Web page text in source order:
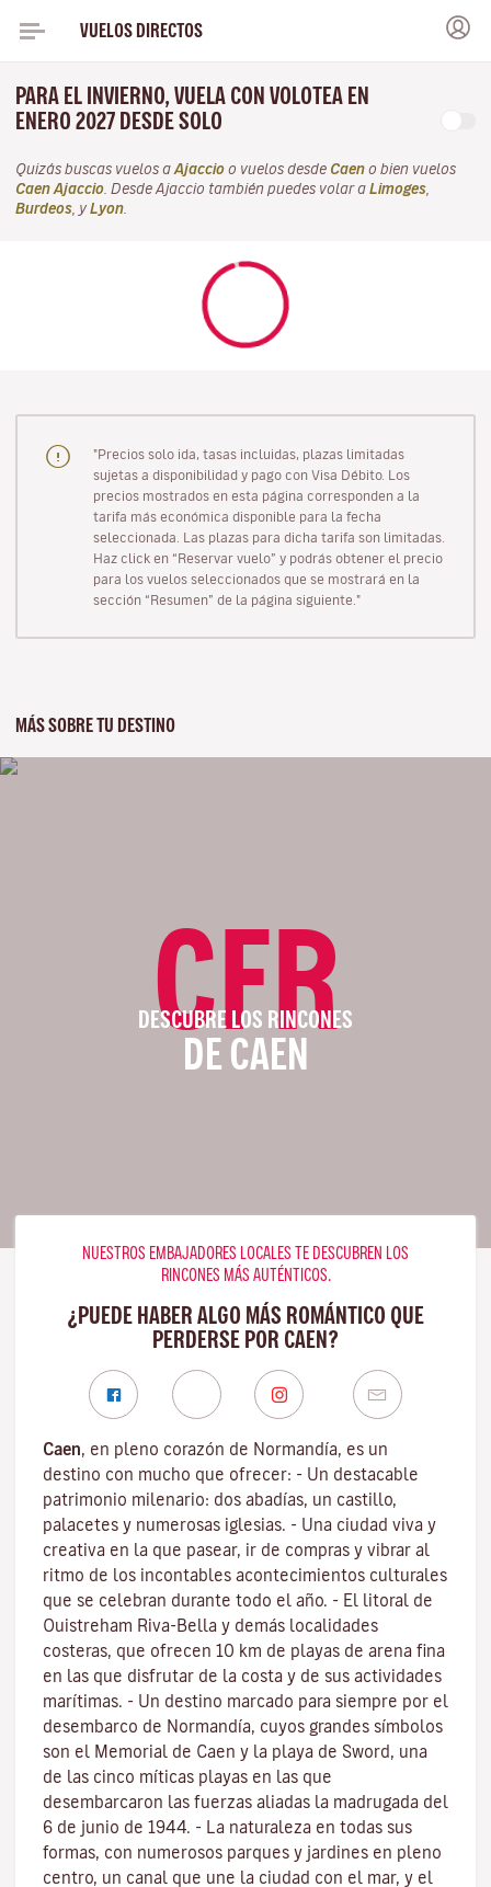
VUELOS DIRECTOS
PARA EL INVIERNO, VUELA CON VOLOTEA EN
ENERO 2027 DESDE SOLO
Quizás buscas vuelos a Ajaccio o vuelos desde Caen o bien vuelos
Caen Ajaccio . Desde Ajaccio también puedes volar a Limoges
Burdeos , y Lyon
"Precios solo ida, tasas incluidas, plazas limitadas
sujetas a disponibilidad y pago con Visa Débito. Los
precios mostrados en esta página corresponden a la
tarifa más económica disponible para la fecha
seleccionada. Las plazas para dicha tarifa son limitadas.
Haz click en “Reservar vuelo” y podrás obtener el precio
para los vuelos seleccionados que se mostrará en la
sección “Resumen” de la página siguiente."
MÁS SOBRE TU DESTINO
CFR
DESCUBRE LOS RINCONES
DE CAEN
NUESTROS EMBAJADORES LOCALES TE DESCUBREN LOS
RINCONES MÁS AUTÉNTICOS.
¿PUEDE HABER ALGO MÁS ROMÁNTICO QUE
PERDERSE POR CAEN?
Caen, en pleno corazón de Normandía, es un
destino con mucho que ofrecer: - Un destacable
patrimonio milenario: dos abadías, un castillo,
palacetes y numerosas iglesias. - Una ciudad viva y
creativa en la que pasear, ir de compras y vibrar al
ritmo de los incontables acontecimientos culturales
que se celebran durante todo el año. - El litoral de
Ouistreham Riva-Bella y demás localidades
costeras, que ofrecen 10 km de playas de arena fina
en las que disfrutar de la costa y de sus actividades
marítimas. - Un destino marcado para siempre por el
desembarco de Normandía, cuyos grandes símbolos
son el Memorial de Caen y la playa de Sword, una
de las cinco míticas playas en las que
desembarcaron las fuerzas aliadas la madrugada del
6 de junio de 1944. - La naturaleza en todas sus
formas, con numerosos parques y jardines en pleno
centro, un canal que une la ciudad con el mar, y el